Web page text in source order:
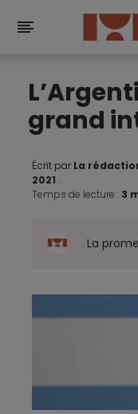
grand
Écrit par La
2021 .
Temps de lecture : 3
La